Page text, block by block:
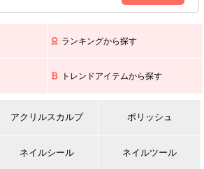
い合わせは8/17(月)以降の対応となりますので
お届けに遅延が生じております｡
ランキングから探す
トレンドアイテムから探す
アクリルスカルプ ポリッシュ
ネイルシール ネイルツール